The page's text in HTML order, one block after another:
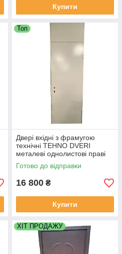
Купити
Топ
Двері вхідні з фрамугою
технічні TEHNO DVERI
металеві однолистові праві
950х2500 мм Білий
Готово до відправки
16 800 ₴
Купити
ХІТ ПРОДАЖУ